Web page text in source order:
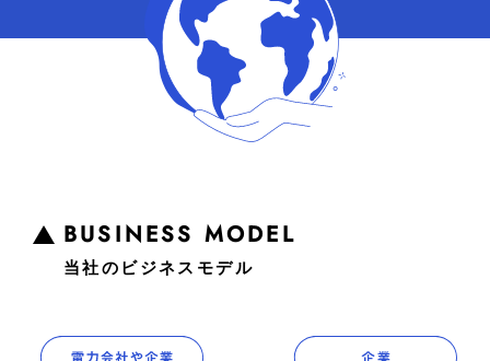
BUSINESS MODEL
当社のビジネスモデル